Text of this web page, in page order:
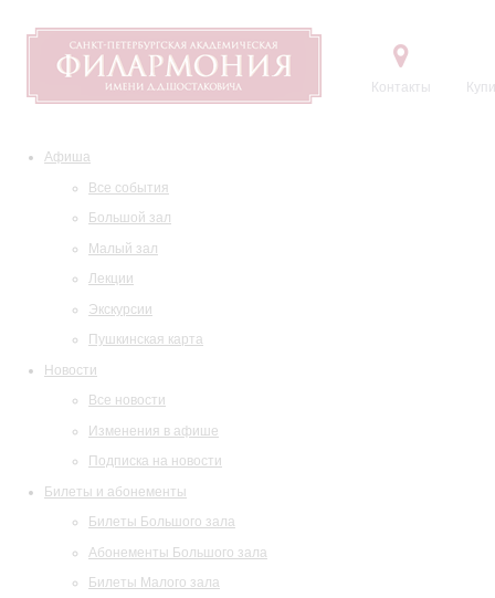
Контакты
Афиша
Все события
Большой зал
Малый зал
Лекции
Экскурсии
Пушкинская карта
Новости
Все новости
Изменения в афише
Подписка на новости
Билеты и абонементы
Билеты Большого зала
Абонементы Большого зала
Билеты Малого зала